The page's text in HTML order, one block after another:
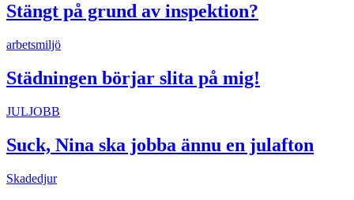
Stängt på grund av inspektion?
arbetsmiljö
Städningen börjar slita på mig!
JULJOBB
Suck, Nina ska jobba ännu en julafton
Skadedjur